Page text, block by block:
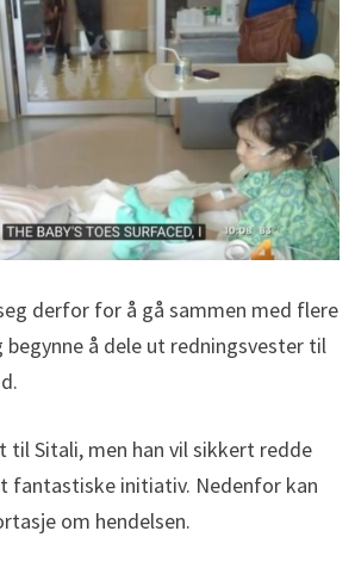
derfor for å gå sammen med flere
begynne å dele ut redningsvester til
til Sitali, men han vil sikkert redde
fantastiske initiativ. Nedenfor kan
om hendelsen.